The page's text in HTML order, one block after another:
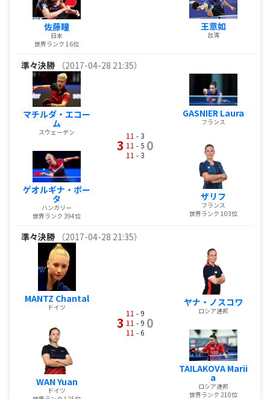
佐藤瞳
日本
世界ランク 16位
王意如
台湾
準々決勝 （2017-04-28 21:35）
マチルダ・エコー
ム
スウェーデン
ゲオルギナ・ポー
タ
ハンガリー
世界ランク 394位
3
11 - 3
11 - 5
11 - 3
0
GASNIER Laura
フランス
ザリフ
フランス
世界ランク 103位
準々決勝 （2017-04-28 21:35）
MANTZ Chantal
ドイツ
WAN Yuan
ドイツ
3
11 - 9
11 - 9
11 - 6
0
ヤナ・ノスコワ
ロシア連邦
TAILAKOVA Marii
a
ロシア連邦
世界ランク 210位